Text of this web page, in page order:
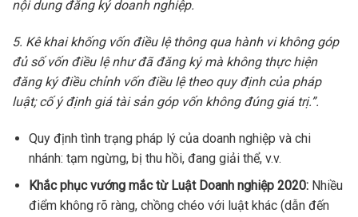
nội dung đăng ký doanh nghiệp.
5. Kê khai khống vốn điều lệ thông qua hành vi không góp
đủ số vốn điều lệ như đã đăng ký mà không thực hiện
đăng ký điều chỉnh vốn điều lệ theo quy định của pháp
luật; cố ý định giá tài sản góp vốn không đúng giá trị.”.
Quy định tình trạng pháp lý của doanh nghiệp và chi
nhánh: tạm ngừng, bị thu hồi, đang giải thể, v.v.
Khắc phục vướng mắc từ Luật Doanh nghiệp 2020: Nhiều
điểm không rõ ràng, chồng chéo với luật khác (dẫn đến